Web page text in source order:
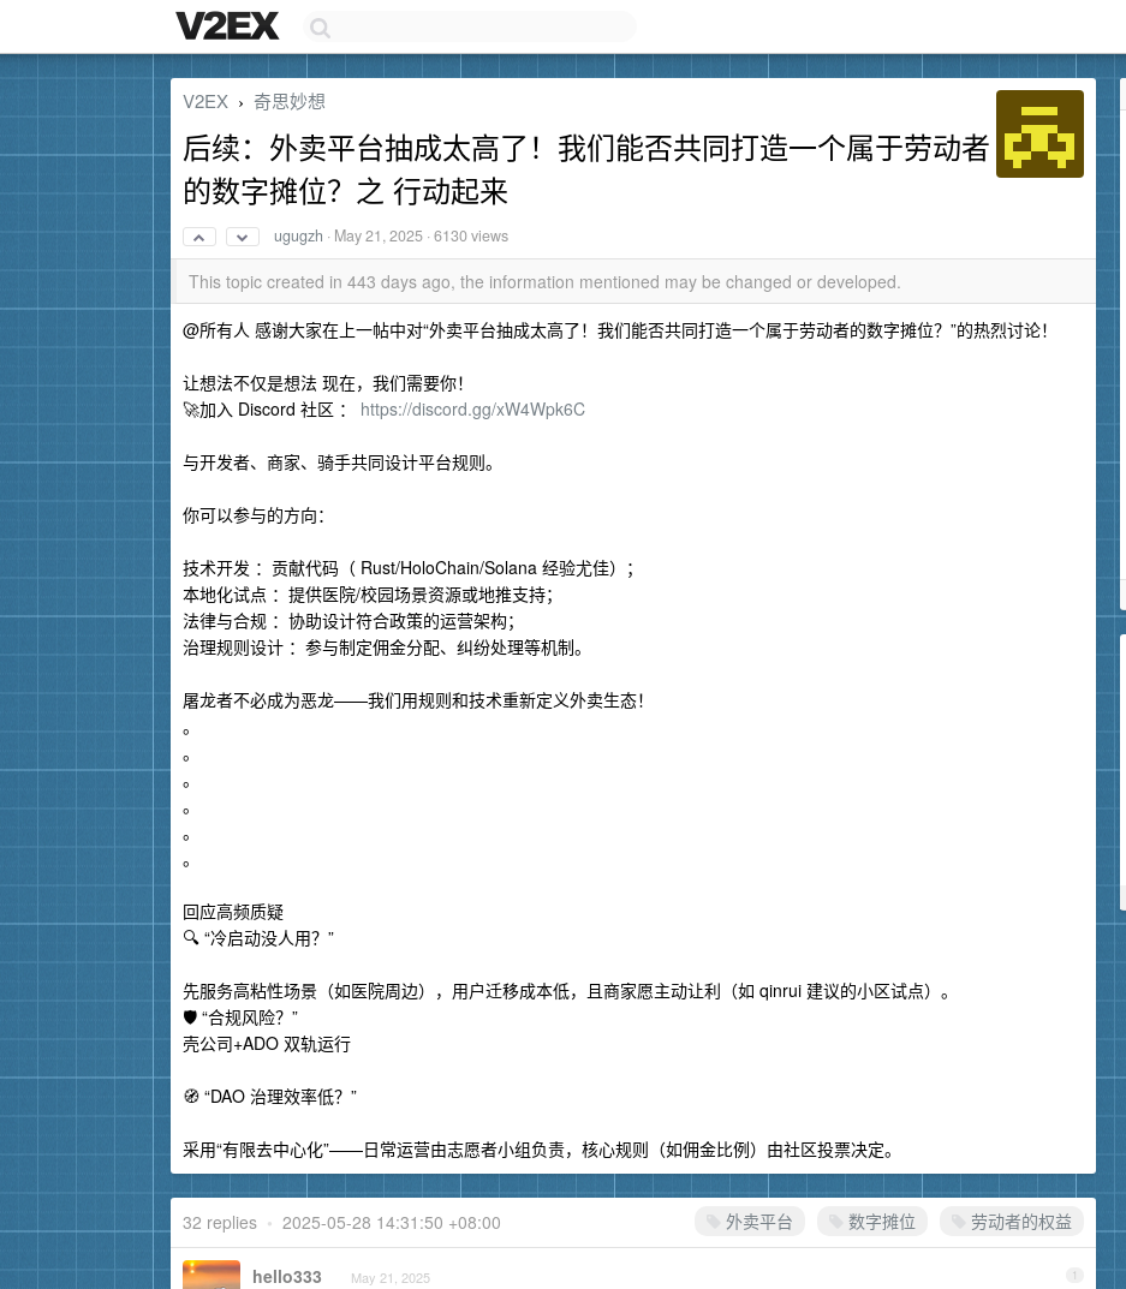
V2EX › 奇思妙想
后续：外卖平台抽成太高了！我们能否共同打造一个属于劳动者
的数字摊位？之 行动起来
ugugzh · May 21, 2025 · 6130 views
This topic created in 443 days ago, the information mentioned may be changed or developed.
@所有人 感谢大家在上一帖中对“外卖平台抽成太高了！我们能否共同打造一个属于劳动者的数字摊位？”的热烈讨论！
让想法不仅是想法 现在，我们需要你！
🚀加入 Discord 社区 ： https://discord.gg/xW4Wpk6C
与开发者、商家、骑手共同设计平台规则。
你可以参与的方向：
技术开发 ：贡献代码（ Rust/HoloChain/Solana 经验尤佳）；
本地化试点 ：提供医院/校园场景资源或地推支持；
法律与合规 ：协助设计符合政策的运营架构；
治理规则设计 ：参与制定佣金分配、纠纷处理等机制。
屠龙者不必成为恶龙——我们用规则和技术重新定义外卖生态！
。
。
。
。
。
。
回应高频质疑
🔍 “冷启动没人用？”
先服务高粘性场景（如医院周边），用户迁移成本低，且商家愿主动让利（如 qinrui 建议的小区试点）。
🛡️ “合规风险？”
壳公司+ADO 双轨运行
🧭 “DAO 治理效率低？”
采用“有限去中心化”——日常运营由志愿者小组负责，核心规则（如佣金比例）由社区投票决定。
外卖平台 数字摊位 劳动者的权益
32 replies • 2025-05-28 14:31:50 +08:00
1
hello333 May 21, 2025